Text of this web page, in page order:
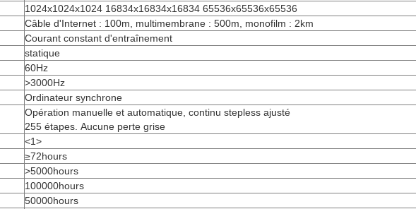
1024x1024x1024 16834x16834x16834 65536x65536x65536
Câble d'Internet : 100m, multimembrane : 500m, monofilm : 2km
Courant constant d'entraînement
statique
60Hz
>3000Hz
Ordinateur synchrone
Opération manuelle et automatique, continu stepless ajusté
255 étapes. Aucune perte grise
<1>
≥72hours
>5000hours
100000hours
50000hours